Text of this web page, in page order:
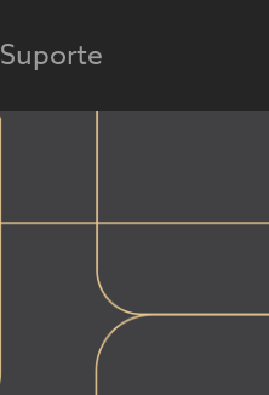
Suporte